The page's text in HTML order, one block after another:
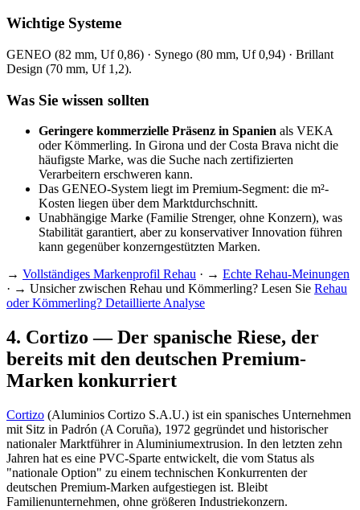
Wichtige Systeme
GENEO (82 mm, Uf 0,86) · Synego (80 mm, Uf 0,94) · Brillant
Design (70 mm, Uf 1,2).
Was Sie wissen sollten
Geringere kommerzielle Präsenz in Spanien als VEKA
oder Kömmerling. In Girona und der Costa Brava nicht die
häufigste Marke, was die Suche nach zertifizierten
Verarbeitern erschweren kann.
Das GENEO-System liegt im Premium-Segment: die m²-
Kosten liegen über dem Marktdurchschnitt.
Unabhängige Marke (Familie Strenger, ohne Konzern), was
Stabilität garantiert, aber zu konservativer Innovation führen
kann gegenüber konzerngestützten Marken.
→ Vollständiges Markenprofil Rehau · → Echte Rehau-Meinungen
· → Unsicher zwischen Rehau und Kömmerling? Lesen Sie Rehau
oder Kömmerling? Detaillierte Analyse
4. Cortizo — Der spanische Riese, der
bereits mit den deutschen Premium-
Marken konkurriert
Cortizo (Aluminios Cortizo S.A.U.) ist ein spanisches Unternehmen
mit Sitz in Padrón (A Coruña), 1972 gegründet und historischer
nationaler Marktführer in Aluminiumextrusion. In den letzten zehn
Jahren hat es eine PVC-Sparte entwickelt, die vom Status als
"nationale Option" zu einem technischen Konkurrenten der
deutschen Premium-Marken aufgestiegen ist. Bleibt
Familienunternehmen, ohne größeren Industriekonzern.